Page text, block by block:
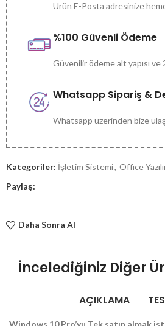
Ürün E-Posta adresinize
%100 Güvenli Ödeme
Güvenilir ödeme alt yapısı
Whatsapp Sipariş &
Whatsapp üzerinden bize
Kategoriler: İşletim Sistemi, Office
Paylaş:
Daha Sonra Al
İncelediğiniz Diğer
AÇIKLAMA
Windows 10 Pro’yu Tek satın almak